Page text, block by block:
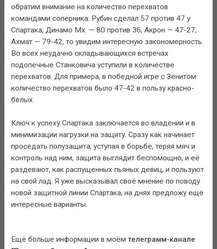
обратим внимание на количество перехватов
командами соперника: Рубин сделал 57 против 47 у
Спартака, Динамо Мх. — 80 против 36, Акрон — 47-27,
Ахмат — 79-42, то увидим интересную закономерность.
Во всех неудачно складывающихся встречах
подопечные Станковича уступили в количестве
перехватов. Для примера, в победной игре с Зенитом
количество перехватов было 47-42 в пользу красно-
белых.
Ключ к успеху Спартака заключается во владении и в
минимизации нагрузки на защиту. Сразу как начинает
проседать полузащита, уступая в борьбе, теряя мяч и
контроль над ним, защита выглядит беспомощно, и её
раздевают, как распущенных пьяных девиц, и пользуют
на свой лад. Я уже высказывал своё мнение по поводу
новой защитной линии Спартака, на днях предложу ещё
интересные варианты.
Ещё больше информации в моём телеграмм-канале